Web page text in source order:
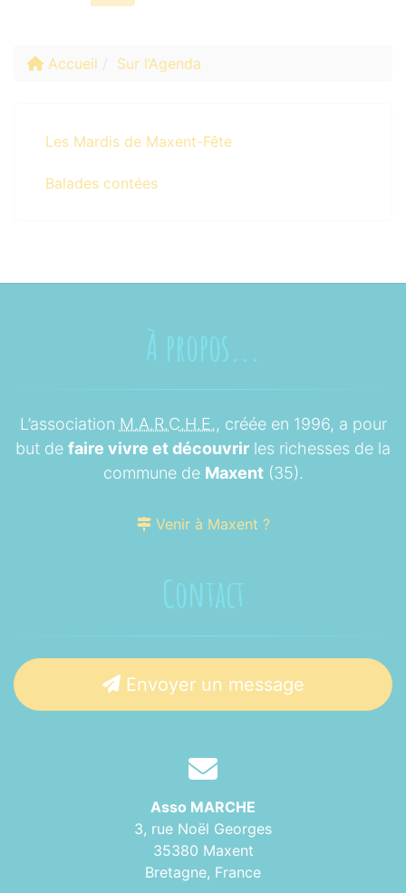
Accueil Sur l’Agenda
Les Mardis de Maxent-Fête
Balades contées
À propos...
L’association M.A.R.C.H.E., créée en 1996, a pour
but de faire vivre et découvrir les richesses de la
commune de Maxent(35).
Venir à Maxent ?
Contact
Envoyer un message
Asso MARCHE
3, rue Noël Georges
35380 Maxent
Bretagne, France